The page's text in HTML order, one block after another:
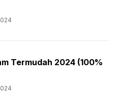
Termudah 2024 (100%